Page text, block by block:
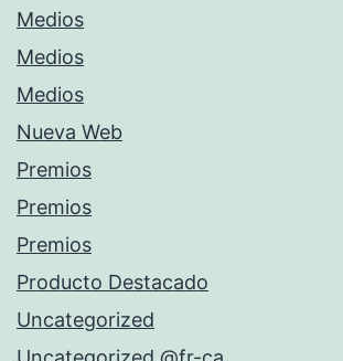
Medios
Medios
Medios
Nueva Web
Premios
Premios
Premios
Producto Destacado
Uncategorized